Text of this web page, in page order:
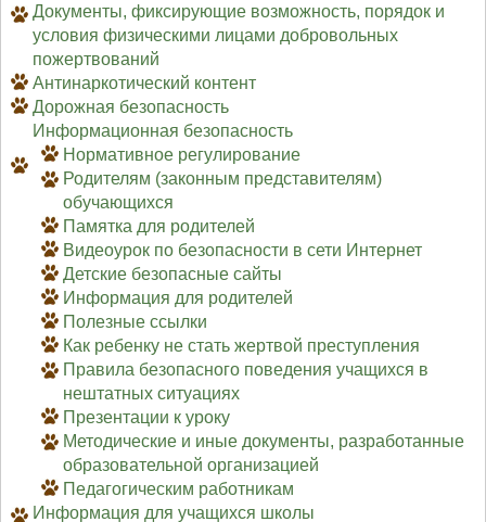
Документы, фиксирующие возможность, порядок и
условия физическими лицами добровольных
пожертвований
Антинаркотический контент
Дорожная безопасность
Информационная безопасность
Нормативное регулирование
Родителям (законным представителям)
обучающихся
Памятка для родителей
Видеоурок по безопасности в сети Интернет
Детские безопасные сайты
Информация для родителей
Полезные ссылки
Как ребенку не стать жертвой преступления
Правила безопасного поведения учащихся в
нештатных ситуациях
Презентации к уроку
Методические и иные документы, разработанные
образовательной организацией
Педагогическим работникам
Информация для учащихся школы